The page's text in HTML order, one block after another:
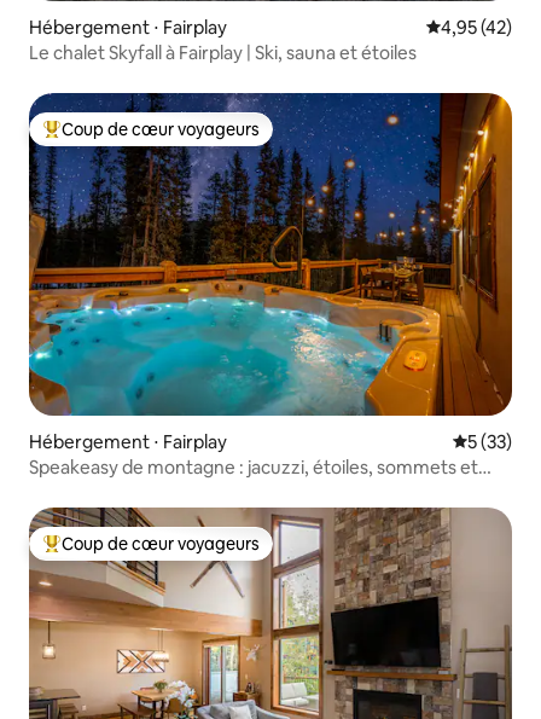
Hébergement ⋅ Fairplay Évaluation
4,95 (42)
Le chalet Skyfall à Fairplay | Ski, sauna et étoiles
Coups de cœur voyageurs les plus appréciés
Coup de cœur voyageurs
Hébergement ⋅ Fairplay
5 (33)
Speakeasy de montagne : jacuzzi, étoiles, sommets et
Coups de cœur voyageurs les plus appréciés
Coup de cœur voyageurs